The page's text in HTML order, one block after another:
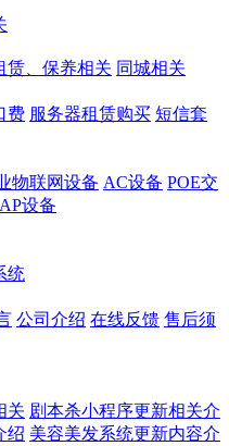
赁、保养相关 同城相关
费 服务器租赁购买 短信套
物联网设备 AC设备 POE交
AP设备
统
公司介绍 在线反馈 售后须
关 剧本杀小程序更新相关介
绍 美容美发系统更新内容介